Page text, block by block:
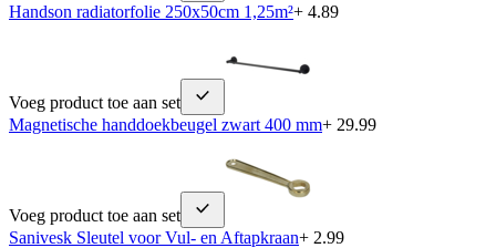
Handson radiatorfolie 250x50cm 1,25m²+ 4.89
Voeg product toe aan set
Magnetische handdoekbeugel zwart 400 mm+ 29.99
Voeg product toe aan set
Sanivesk Sleutel voor Vul- en Aftapkraan+ 2.99